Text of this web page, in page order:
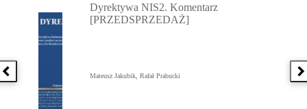
Poprzednia książka
Dyrektywa NIS2. Komentarz
[PRZEDSPRZEDAŻ]
Mateusz Jakubik, Rafał Prabucki